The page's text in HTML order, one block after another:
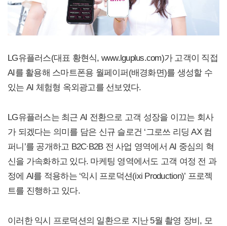
LG유플러스(대표 황현식, www.lguplus.com)가 고객이 직접
AI를 활용해 스마트폰용 월페이퍼(배경화면)를 생성할 수
있는 AI 체험형 옥외광고를 선보였다.
LG유플러스는 최근 AI 전환으로 고객 성장을 이끄는 회사
가 되겠다는 의미를 담은 신규 슬로건 ‘그로쓰 리딩 AX 컴
퍼니’를 공개하고 B2C∙B2B 전 사업 영역에서 AI 중심의 혁
신을 가속화하고 있다. 마케팅 영역에서도 고객 여정 전 과
정에 AI를 적용하는 ‘익시 프로덕션(ixi Production)’ 프로젝
트를 진행하고 있다.
이러한 익시 프로덕션의 일환으로 지난 5월 촬영 장비, 모